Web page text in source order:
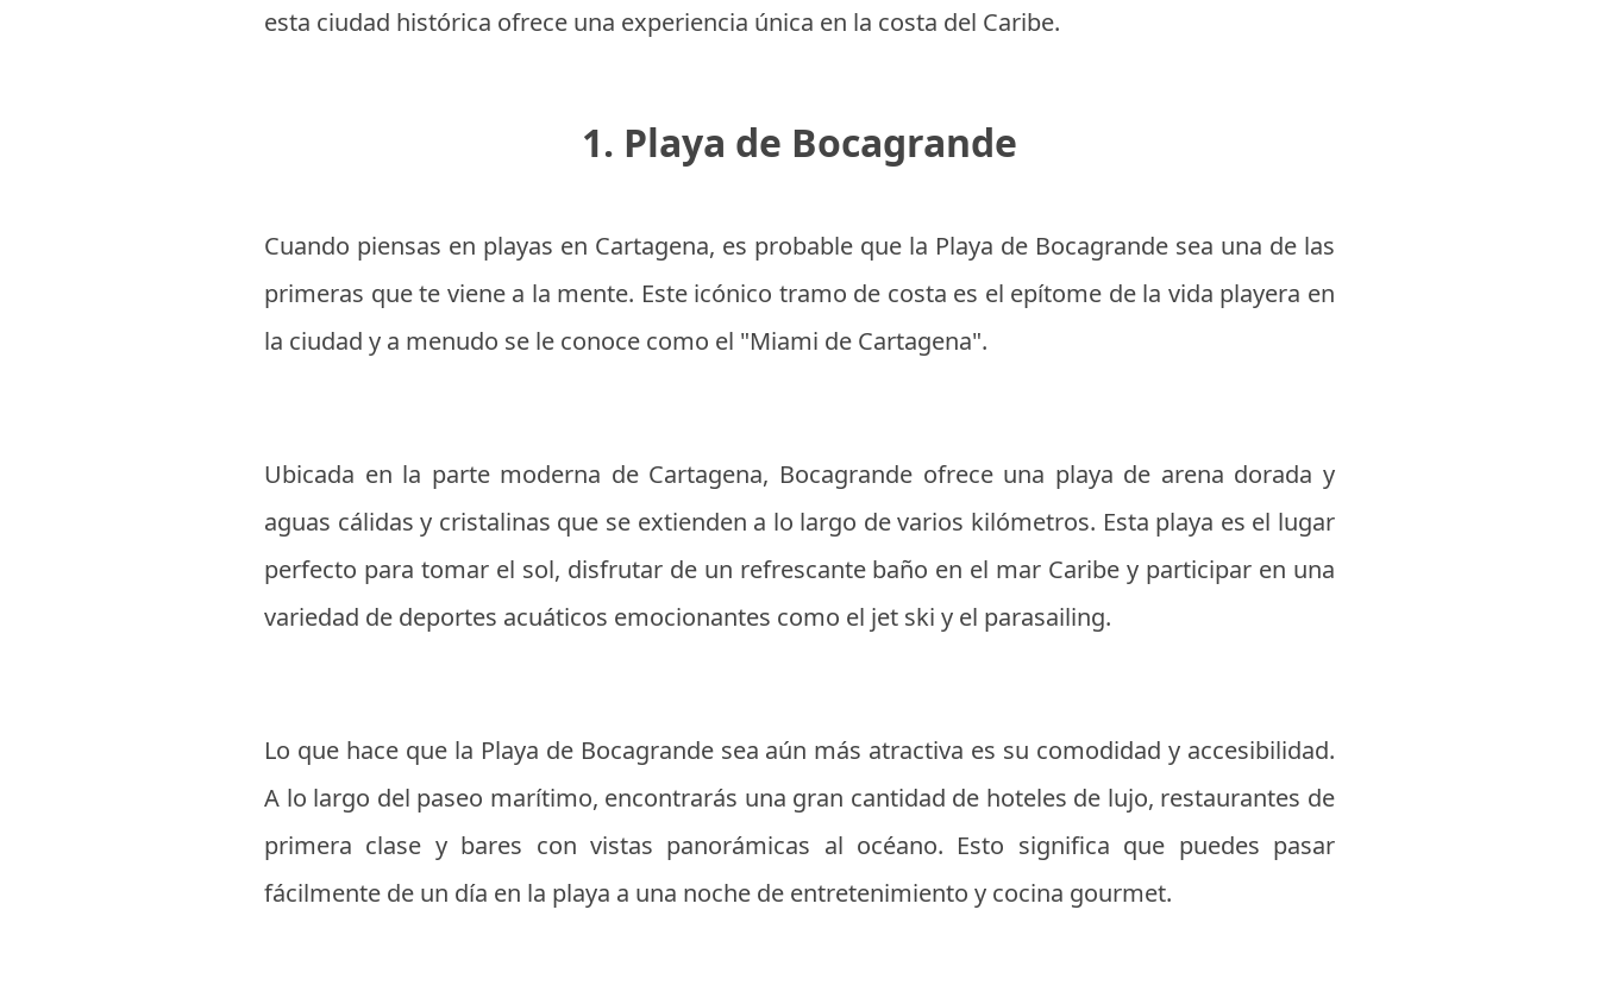
esta ciudad histórica ofrece una experiencia única en la costa del Caribe.
1. Playa de Bocagrande
Cuando piensas en playas en Cartagena, es probable que la Playa de Bocagrande sea una de las
primeras que te viene a la mente. Este icónico tramo de costa es el epítome de la vida playera en
la ciudad y a menudo se le conoce como el "Miami de Cartagena".
Ubicada en la parte moderna de Cartagena, Bocagrande ofrece una playa de arena dorada y
aguas cálidas y cristalinas que se extienden a lo largo de varios kilómetros. Esta playa es el lugar
perfecto para tomar el sol, disfrutar de un refrescante baño en el mar Caribe y participar en una
variedad de deportes acuáticos emocionantes como el jet ski y el parasailing.
Lo que hace que la Playa de Bocagrande sea aún más atractiva es su comodidad y accesibilidad.
A lo largo del paseo marítimo, encontrarás una gran cantidad de hoteles de lujo, restaurantes de
primera clase y bares con vistas panorámicas al océano. Esto significa que puedes pasar
fácilmente de un día en la playa a una noche de entretenimiento y cocina gourmet.